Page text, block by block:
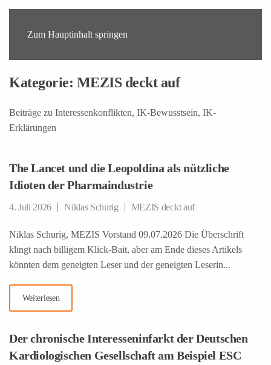
Zum Hauptinhalt springen
Kategorie: MEZIS deckt auf
Beiträge zu Interessenkonflikten, IK-Bewusstsein, IK-
Erklärungen
The Lancet und die Leopoldina als nützliche
Idioten der Pharmaindustrie
4. Juli 2026 Niklas Schurig MEZIS deckt auf
Niklas Schurig, MEZIS Vorstand 09.07.2026 Die Überschrift
klingt nach billigem Klick-Bait, aber am Ende dieses Artikels
könnten dem geneigten Leser und der geneigten Leserin...
Weiterlesen
Der chronische Interesseninfarkt der Deutschen
Kardiologischen Gesellschaft am Beispiel ESC